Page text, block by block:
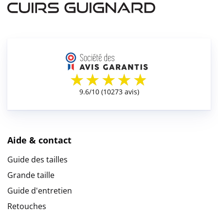
Aide & contact
Guide des tailles
Grande taille
Guide d'entretien
Retouches